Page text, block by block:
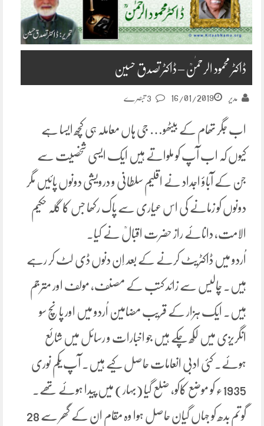
ڈاکٹر محمود الرحمٰنؒ – ڈاکٹر تصدق حسین
مدیر 16/01/2019
اب جگر تھام کے بیٹھو… جی ہاں معاملہ ہی کچھ ایسا ہے
کیوں کہ اب آپ کو ملواتے ہیں ایک ایسی شخصیت سے
جن کے آباؤ اجداد نے اقلیم سلطانی و درویشی دونوں پائیں مگر
دونوں کو زمانے کی اس عیاری سے پاک رکھا جس کا گلہ حکیم
الامت، دانائے راز حضرت اقبالؒ نے کیا.
اُردو میں ڈاکٹریٹ کرنے کے بعد اِن دنوں ڈی لٹ کر رہے
ہیں۔ چالیس سے زائد کتب کے مصنف، مولف اور مترجم
ہیں۔ ایک ہزار کے قریب مضامین اُردو میں اور پانچ سو
انگریزی میں لکھ چکے ہیں جو اخبارات و رسائل میں شائع
ہوئے۔ کئی ادبی انعامات حاصل کیے ہیں۔ آپ یکم نوری
1935ء کو موضع کاکو، ضلع گیا (بہار) میں پیدا ہوئے تھے۔
گوتم بدھ کو جہاں گیان حاصل ہوا وہ مقام ان کے گھر سے 28